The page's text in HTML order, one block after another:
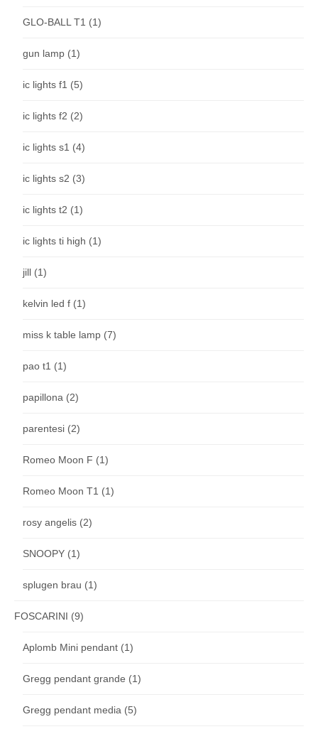
GLO-BALL T1 (1)
gun lamp (1)
ic lights f1 (5)
ic lights f2 (2)
ic lights s1 (4)
ic lights s2 (3)
ic lights t2 (1)
ic lights ti high (1)
jill (1)
kelvin led f (1)
miss k table lamp (7)
pao t1 (1)
papillona (2)
parentesi (2)
Romeo Moon F (1)
Romeo Moon T1 (1)
rosy angelis (2)
SNOOPY (1)
splugen brau (1)
FOSCARINI (9)
Aplomb Mini pendant (1)
Gregg pendant grande (1)
Gregg pendant media (5)